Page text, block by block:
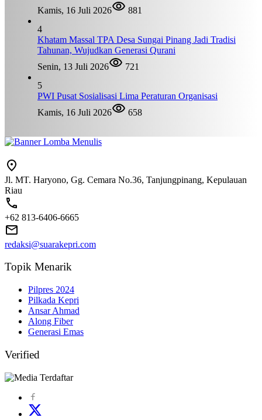
Kamis, 16 Juli 2026
881
4
Khatam Massal TPA Desa Sungai Pinang Jadi Tradisi
Tahunan, Wujudkan Generasi Qurani
Senin, 13 Juli 2026
721
5
PWI Pusat Sosialisasi Lima Peraturan Organisasi
Kamis, 16 Juli 2026
658
Jl. MT. Haryono, Gg. Cemara No.36, Tanjungpinang, Kepulauan
Riau
+62 813-6406-6665
redaksi@suarakepri.com
Topik Menarik
Pilpres 2024
Pilkada Kepri
Ansar Ahmad
Along Fiber
Generasi Emas
Verified